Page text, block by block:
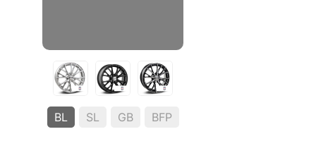
BL SL GB BFP